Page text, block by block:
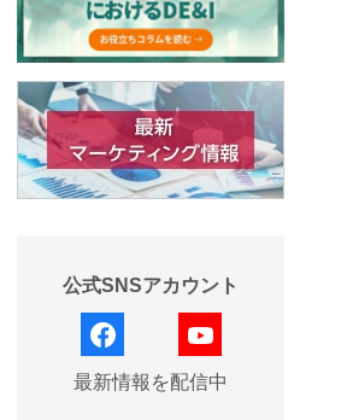
公式SNSアカウント
facebook
最新情報を配信中